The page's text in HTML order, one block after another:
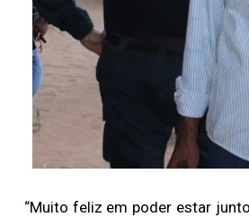
“Muito feliz em poder estar